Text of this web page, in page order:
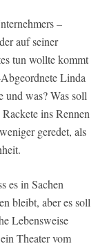
–
auf seiner
tun wollte kommt
Linda
und was? Was soll
ins Rennen
geredet, als
es in Sachen
bleibt, aber es soll
Lebensweise
Theater vom